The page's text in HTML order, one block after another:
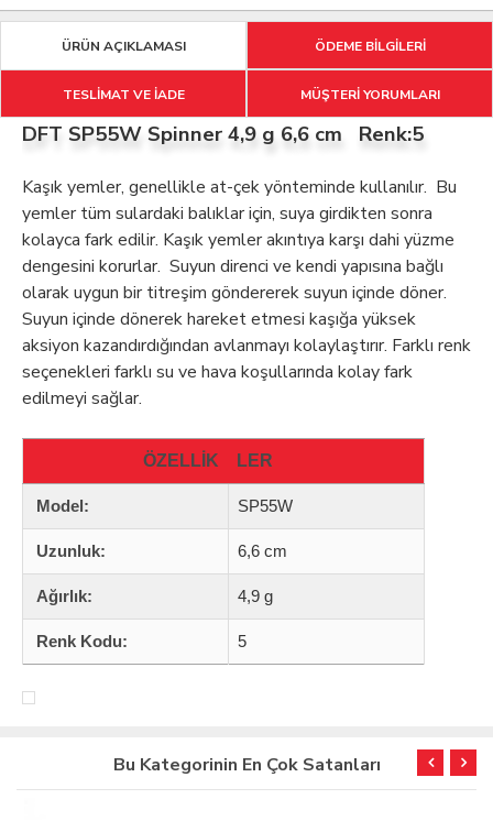
ÜRÜN AÇIKLAMASI ÖDEME BİLGİLERİ
TESLİMAT VE İADE MÜŞTERİ YORUMLARI
DFT SP55W Spinner 4,9 g 6,6 cm Renk:5
Kaşık yemler, genellikle at-çek yönteminde kullanılır. Bu
yemler tüm sulardaki balıklar için, suya girdikten sonra
kolayca fark edilir. Kaşık yemler akıntıya karşı dahi yüzme
dengesini korurlar. Suyun direnci ve kendi yapısına bağlı
olarak uygun bir titreşim göndererek suyun içinde döner.
Suyun içinde dönerek hareket etmesi kaşığa yüksek
aksiyon kazandırdığından avlanmayı kolaylaştırır. Farklı renk
seçenekleri farklı su ve hava koşullarında kolay fark
edilmeyi sağlar.
ÖZELLİK LER
Model: SP55W
Uzunluk: 6,6 cm
Ağırlık: 4,9 g
Renk Kodu: 5
Bu Kategorinin En Çok Satanları